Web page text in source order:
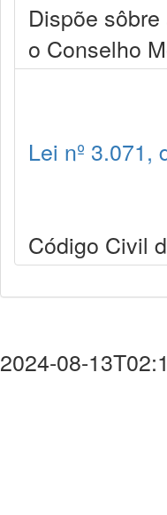
Dispõe
o Conselho
Lei nº 3.071,
Código Civil
2024-08-